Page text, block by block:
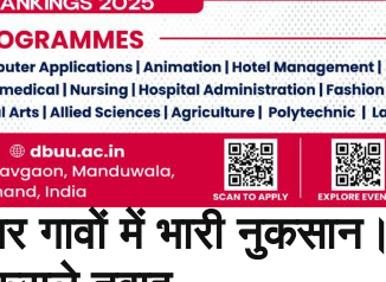
में भारी नुकसान।